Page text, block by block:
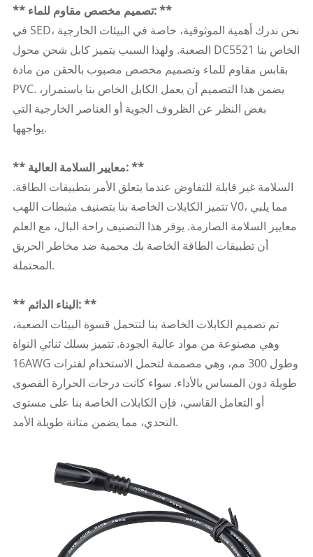
** تصميم مخصص مقاوم للماء: **
في SED، نحن ندرك أهمية الموثوقية، خاصة في البيئات الخارجية
الصعبة. ولهذا السبب يتميز كابل شحن محول DC5521 الخاص بنا
بقابس مقاوم للماء وتصميم مخصص مصبوب بالحقن من مادة
PVC. يضمن هذا التصميم أن يعمل الكابل الخاص بنا باستمرار،
بغض النظر عن الظروف الجوية أو العناصر الخارجية التي
يواجهها.
** معايير السلامة العالية: **
السلامة غير قابلة للتفاوض عندما يتعلق الأمر بتطبيقات الطاقة.
تتميز الكابلات الخاصة بنا بتصنيف مثبطات اللهب V0، مما يلبي
معايير السلامة الصارمة. يوفر هذا التصنيف راحة البال، مع العلم
أن تطبيقات الطاقة الخاصة بك محمية ضد مخاطر الحريق
المحتملة.
** البناء الدائم: **
تم تصميم الكابلات الخاصة بنا لتتحمل قسوة البيئات الصعبة،
وهي مصنوعة من مواد عالية الجودة. تتميز بسلك ثنائي النواة
16AWG وطول 300 مم، وهي مصممة لتحمل الاستخدام لفترات
طويلة دون المساس بالأداء. سواء كانت درجات الحرارة القصوى
أو التعامل القاسي، فإن الكابلات الخاصة بنا على مستوى
التحدي، مما يضمن متانة طويلة الأمد.